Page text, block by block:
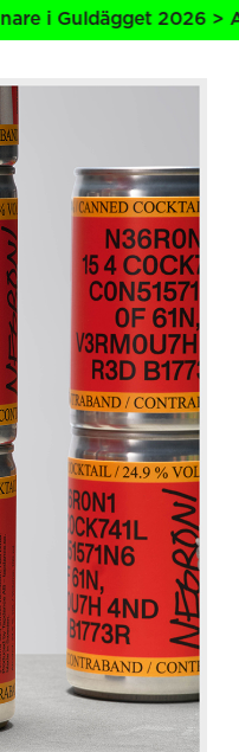
> Alla vinnare i